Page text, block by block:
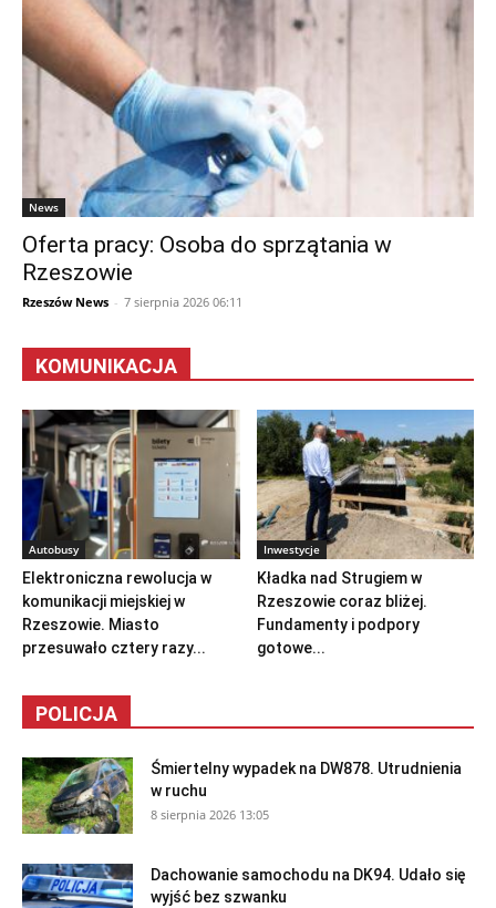
News
Oferta pracy: Osoba do sprzątania w
Rzeszowie
Rzeszów News - 7 sierpnia 2026 06:11
KOMUNIKACJA
Autobusy
Elektroniczna rewolucja w
komunikacji miejskiej w
Rzeszowie. Miasto
przesuwało cztery razy...
Inwestycje
Kładka nad Strugiem w
Rzeszowie coraz bliżej.
Fundamenty i podpory
gotowe...
POLICJA
Śmiertelny wypadek na DW878. Utrudnienia
w ruchu
8 sierpnia 2026 13:05
Dachowanie samochodu na DK94. Udało się
wyjść bez szwanku